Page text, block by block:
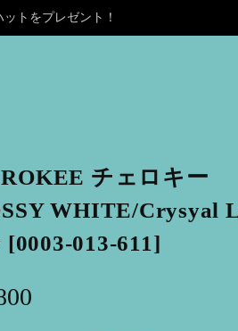
トをプレゼント！
チェロキー
WHITE/Crysyal
[0003-013-611]